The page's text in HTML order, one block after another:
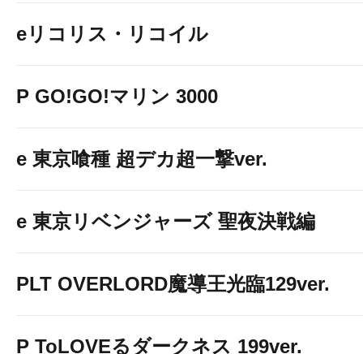
eリコリス・リコイル
P GO!GO!マリン 3000
e 東京喰種 超デカ超一撃ver.
e 東京リベンジャーズ 聖夜決戦編
PLT OVERLORD魔導王光臨129ver.
P ToLOVEるダークネス 199ver.